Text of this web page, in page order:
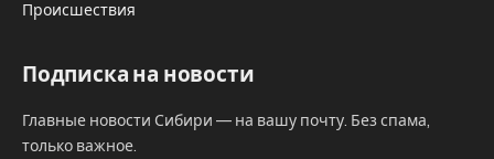
Происшествия
Подписка на новости
Главные новости Сибири — на вашу почту. Без спама,
только важное.